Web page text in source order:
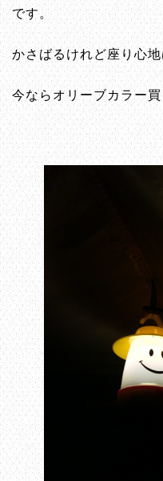
です。
かさばるけれど座り心
今ならオリーブカラー